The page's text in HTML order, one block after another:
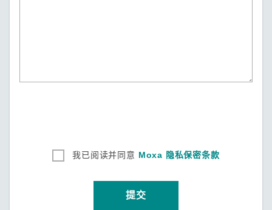
我已阅读并同意 Moxa 隐私保密条款
提交